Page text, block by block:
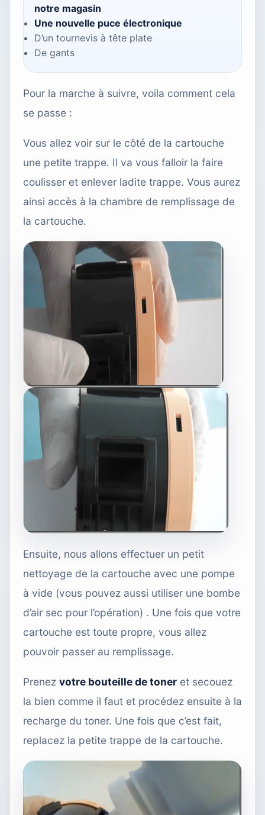
notre magasin
Une nouvelle puce électronique
D’un tournevis à tête plate
De gants
Pour la marche à suivre, voila comment cela
se passe :
Vous allez voir sur le côté de la cartouche
une petite trappe. Il va vous falloir la faire
coulisser et enlever ladite trappe. Vous aurez
ainsi accès à la chambre de remplissage de
la cartouche.
Ensuite, nous allons effectuer un petit
nettoyage de la cartouche avec une pompe
à vide (vous pouvez aussi utiliser une bombe
d’air sec pour l’opération) . Une fois que votre
cartouche est toute propre, vous allez
pouvoir passer au remplissage.
Prenez votre bouteille de toner et secouez
la bien comme il faut et procédez ensuite à la
recharge du toner. Une fois que c’est fait,
replacez la petite trappe de la cartouche.